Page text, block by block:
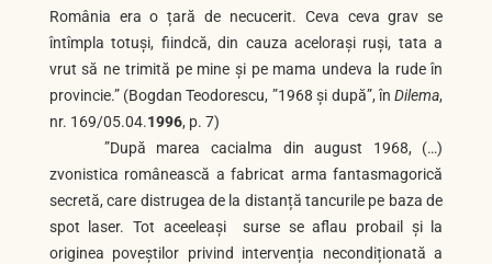
România era o țară de necucerit. Ceva ceva grav se
întîmpla totuși, fiindcă, din cauza acelorași ruși, tata a
vrut să ne trimită pe mine și pe mama undeva la rude în
provincie.” (Bogdan Teodorescu, ”1968 și după”, înDilema,
nr. 169/05.04.1996, p. 7)
”După marea cacialma din august 1968, (…)
zvonistica românească a fabricat arma fantasmagorică
secretă, care distrugea de la distanță tancurile pe baza de
spot laser. Tot aceeleași surse se aflau probail și la
originea poveștilor privind intervenția necondiționată a